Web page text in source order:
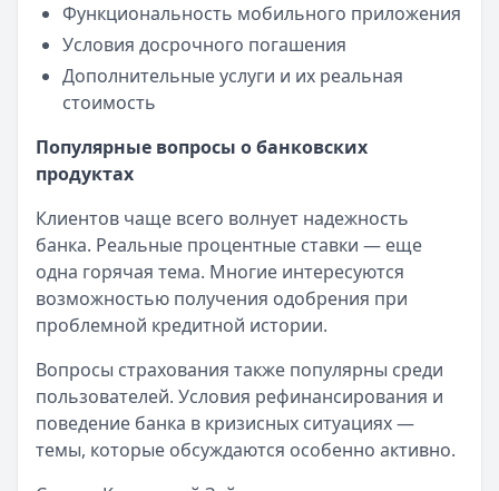
Функциональность мобильного приложения
Условия досрочного погашения
Дополнительные услуги и их реальная
стоимость
Популярные вопросы о банковских
продуктах
Клиентов чаще всего волнует надежность
банка. Реальные процентные ставки — еще
одна горячая тема. Многие интересуются
возможностью получения одобрения при
проблемной кредитной истории.
Вопросы страхования также популярны среди
пользователей. Условия рефинансирования и
поведение банка в кризисных ситуациях —
темы, которые обсуждаются особенно активно.